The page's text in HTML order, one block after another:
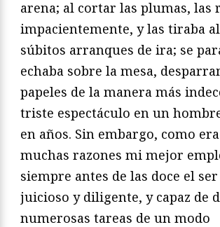
arena; al cortar las plumas, las
impacientemente, y las tiraba
súbitos arranques de ira; se
echaba sobre la mesa,
papeles de la manera más
triste espectáculo en un
en años. Sin embargo, como
muchas razones mi mejor
siempre antes de las doce el
juicioso y diligente, y capaz de
numerosas tareas de un modo